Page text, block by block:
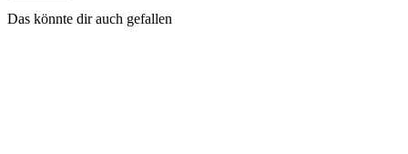
Das könnte dir auch gefallen